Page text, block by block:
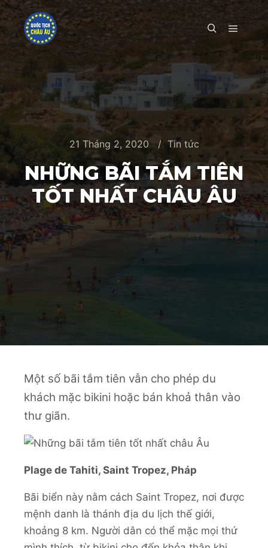
21 Tháng 2, 2020 Tin tức
NHỮNG BÃI TẮM TIÊN
TỐT NHẤT CHÂU ÂU
Một số bãi tắm tiên vẫn cho phép du
khách mặc bikini hoặc bán khoả thân vào
thư giãn.
Plage de Tahiti, Saint Tropez, Pháp
Bãi biển này nằm cách Saint Tropez, nơi được
mệnh danh là thánh địa du lịch thế giới,
khoảng 8 km. Người dân có thể mặc mọi thứ